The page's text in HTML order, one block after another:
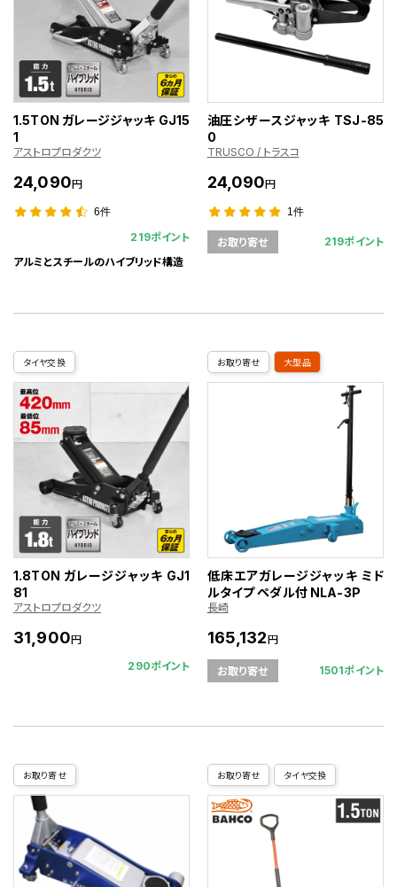
1.5TON ガレージジャッキ GJ15
1
アストロプロダクツ
24,090円
6件
219ポイント
アルミとスチールのハイブリッド構造
油圧シザースジャッキ TSJ-85
0
TRUSCO / トラスコ
24,090円
1件
お取り寄せ 219ポイント
タイヤ交換
1.8TON ガレージジャッキ GJ1
81
アストロプロダクツ
31,900円
290ポイント
お取り寄せ 大型品
低床エアガレージジャッキ ミド
ルタイプ ペダル付 NLA-3P
長崎
165,132円
お取り寄せ 1501ポイント
お取り寄せ お取り寄せ タイヤ交換